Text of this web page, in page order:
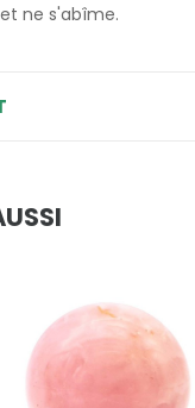
ne s'abîme.